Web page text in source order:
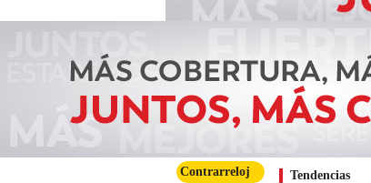
Contrarreloj Tendencias